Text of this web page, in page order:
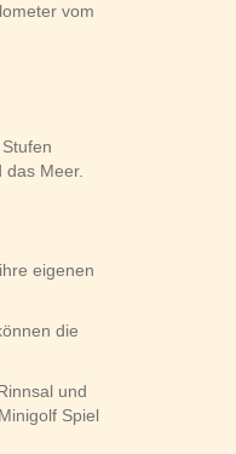
vom
Meer.
eigenen
die
und
Spiel